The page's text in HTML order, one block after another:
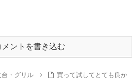
メントを書き込む
・グリル
買って試してとても良か